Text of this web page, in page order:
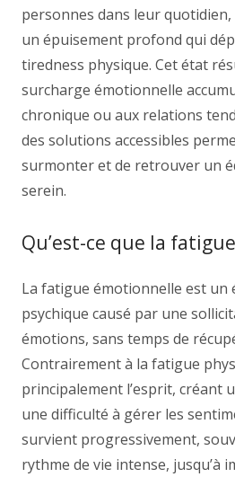
personnes dans leur
un épuisement profond qui
tiredness physique. Cet état
surcharge émotionnelle
chronique ou aux relations
des solutions accessibles
surmonter et de retrouver un
serein.
Qu’est-ce que la
La fatigue émotionnelle est un
psychique causé par une
émotions, sans temps de
Contrairement à la fatigue
principalement l’esprit, créant
une difficulté à gérer les
survient progressivement,
rythme de vie intense, jusqu’à